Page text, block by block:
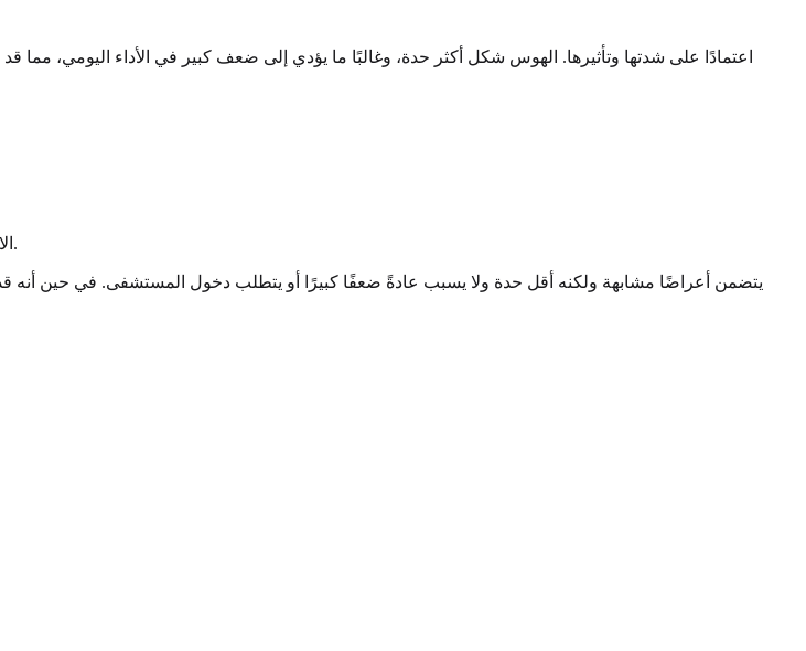
الانخراط في سلوكيات محفوفة بالمخاطر أو اندفاعية (مثل الإنفاق المفرط، القيادة المتهورة).